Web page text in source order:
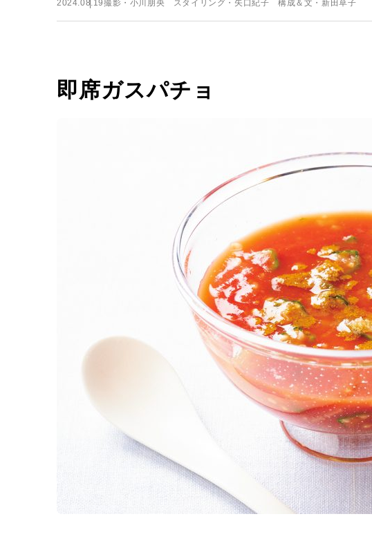
2024.08.19撮影・小川朋央 スタイリング・矢口紀子 構成＆文・新田草子
即席ガスパチョ